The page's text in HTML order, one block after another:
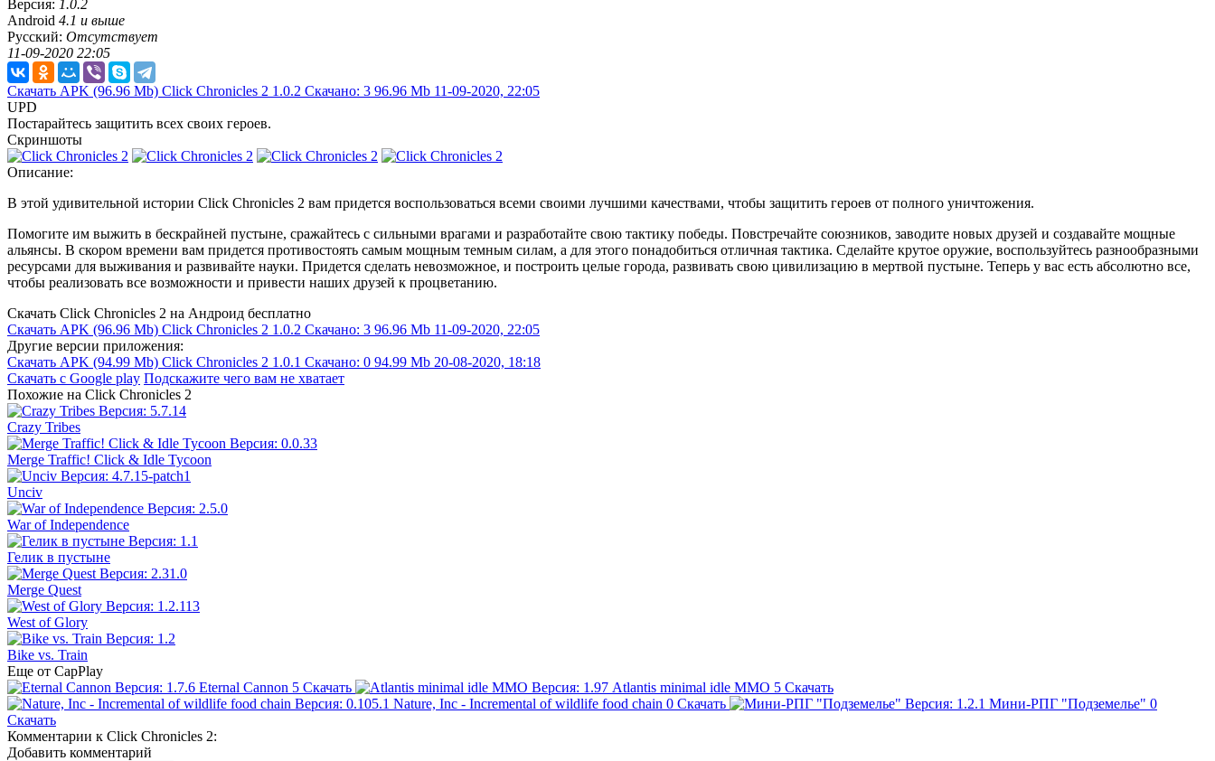
Версия: 1.0.2
Android 4.1 и выше
Русский: Отсутствует
11-09-2020 22:05
Скачать APK (96.96 Mb) Click Chronicles 2 1.0.2 Скачано: 3 96.96 Mb 11-09-2020, 22:05
UPD
Постарайтесь защитить всех своих героев.
Скриншоты
Описание:
В этой удивительной истории Click Chronicles 2 вам придется воспользоваться всеми своими лучшими качествами, чтобы защитить героев от полного уничтожения.
Помогите им выжить в бескрайней пустыне, сражайтесь с сильными врагами и разработайте свою тактику победы. Повстречайте союзников, заводите новых друзей и создавайте мощные
альянсы. В скором времени вам придется противостоять самым мощным темным силам, а для этого понадобиться отличная тактика. Сделайте крутое оружие, воспользуйтесь разнообразными
ресурсами для выживания и развивайте науки. Придется сделать невозможное, и построить целые города, развивать свою цивилизацию в мертвой пустыне. Теперь у вас есть абсолютно все,
чтобы реализовать все возможности и привести наших друзей к процветанию.
Скачать Click Chronicles 2 на Андроид бесплатно
Скачать APK (96.96 Mb) Click Chronicles 2 1.0.2 Скачано: 3 96.96 Mb 11-09-2020, 22:05
Другие версии приложения:
Скачать APK (94.99 Mb) Click Chronicles 2 1.0.1 Скачано: 0 94.99 Mb 20-08-2020, 18:18
Скачать с Google play Подскажите чего вам не хватает
Похожие на Click Chronicles 2
Crazy Tribes
Merge Traffic! Click & Idle Tycoon
Unciv
War of Independence
Гелик в пустыне
Merge Quest
West of Glory
Bike vs. Train
Еще от CapPlay
Eternal Cannon 5 Скачать Atlantis minimal idle MMO 5 Скачать
Nature, Inc - Incremental of wildlife food chain 0 Скачать Мини-РПГ "Подземелье" 0
Скачать
Комментарии к Click Chronicles 2:
Добавить комментарий